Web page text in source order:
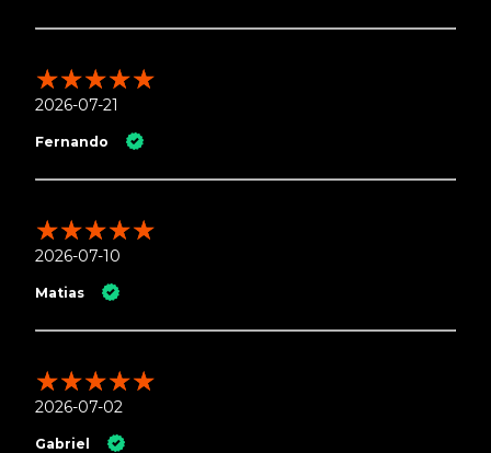
2026-07-21
Fernando
2026-07-10
Matias
2026-07-02
Gabriel